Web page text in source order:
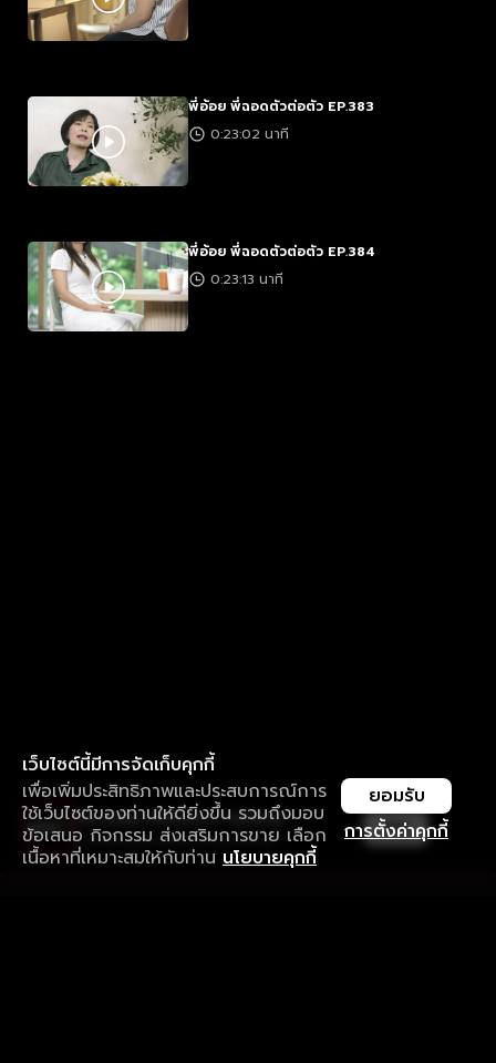
พี่อ้อย พี่ฉอดตัวต่อตัว EP.383
0:23:02 นาที
พี่อ้อย พี่ฉอดตัวต่อตัว EP.384
0:23:13 นาที
เว็บไซต์นี้มีการจัดเก็บคุกกี้
เพื่อเพิ่มประสิทธิภาพและประสบการณ์การ
ใช้เว็บไซต์ของท่านให้ดียิ่งขึ้น รวมถึงมอบ
ข้อเสนอ กิจกรรม ส่งเสริมการขาย เลือก
เนื้อหาที่เหมาะสมให้กับท่าน นโยบายคุกกี้
การตั้งค่าคุกกี้
ยอมรับ
ใช้งานแอป ลื่นไหลกว่า ไม่มีสะดุด
ดาวน์โหลดแอปเพื่อการรับชมที่ดีกว่า เปิด